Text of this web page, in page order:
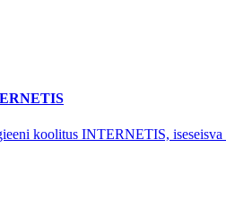
koolitus INTERNETIS, iseseisva